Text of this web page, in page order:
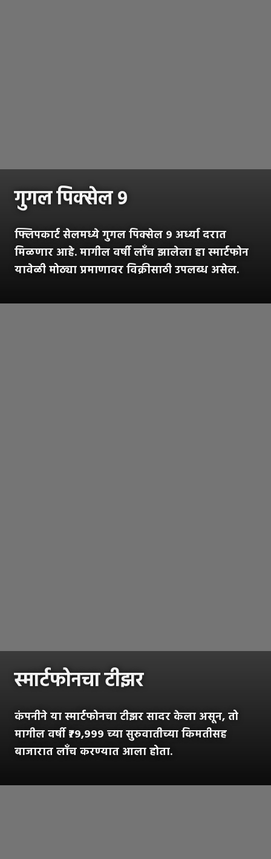
गुगल पिक्सेल ९
फ्लिपकार्ट सेलमध्ये गुगल पिक्सेल ९ अर्ध्या दरात
मिळणार आहे. मागील वर्षी लाँच झालेला हा स्मार्टफोन
यावेळी मोठ्या प्रमाणावर विक्रीसाठी उपलब्ध असेल.
स्मार्टफोनचा टीझर
कंपनीने या स्मार्टफोनचा टीझर सादर केला असून, तो
मागील वर्षी ₹७९,९९९ च्या सुरुवातीच्या किमतीसह
बाजारात लाँच करण्यात आला होता.